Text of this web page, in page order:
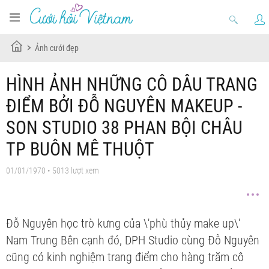
Ảnh cưới đẹp
HÌNH ẢNH NHỮNG CÔ DÂU TRANG
ĐIỂM BỞI ĐỖ NGUYÊN MAKEUP -
SON STUDIO 38 PHAN BỘI CHÂU
TP BUÔN MÊ THUỘT
01/01/1970 • 5013 lượt xem
Đỗ Nguyên học trò kưng của \'phù thủy make up\'
Nam Trung Bên cạnh đó, DPH Studio cùng Đỗ Nguyên
cũng có kinh nghiệm trang điểm cho hàng trăm cô